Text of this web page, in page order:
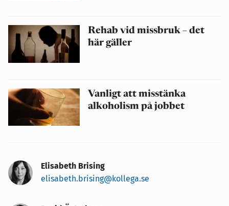
Rehab vid missbruk – det
här gäller
Vanligt att misstänka
alkoholism på jobbet
Elisabeth Brising
elisabeth.brising@kollega.se